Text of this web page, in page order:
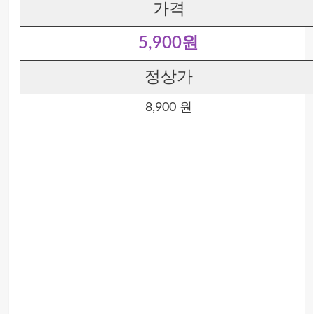
가격
5,900원
정상가
8,900 원